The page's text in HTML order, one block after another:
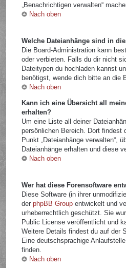
„Benachrichtigen verwalten“
Nach oben
Welche Dateianhänge sind in
Die Board-Administration kann
oder verbieten. Falls du dir nicht
Dateitypen du hochladen kannst
benötigst, wende dich bitte an die
Nach oben
Kann ich eine Übersicht all
erhalten?
Um eine Liste all deiner
persönlichen Bereich. Dort findest
Punkt „Dateianhänge verwalten“,
Dateianhänge erhalten und diese
Nach oben
Wer hat diese Forensoftware
Diese Software (in ihrer
derphpBB Group entwickelt und
urheberrechtlich geschützt. Sie
Public License veröffentlicht und
Weitere Details findest du auf der
Eine deutschsprachige
finden.
Nach oben